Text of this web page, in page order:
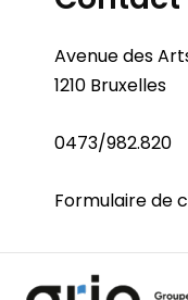
Avenue des
1210 Bruxelles
0473/982.820
Formulaire de